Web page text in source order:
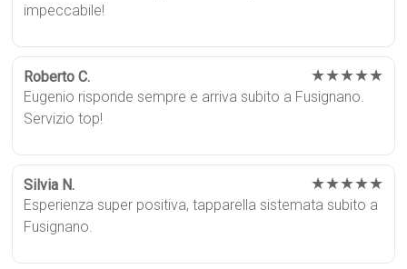
impeccabile!
Roberto C. ★★★★★
Eugenio risponde sempre e arriva subito a Fusignano.
Servizio top!
Silvia N. ★★★★★
Esperienza super positiva, tapparella sistemata subito a
Fusignano.